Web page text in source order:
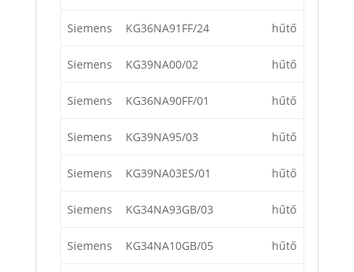
Siemens KG36NA91FF/24 hűtő
Siemens KG39NA00/02 hűtő
Siemens KG36NA90FF/01 hűtő
Siemens KG39NA95/03 hűtő
Siemens KG39NA03ES/01 hűtő
Siemens KG34NA93GB/03 hűtő
Siemens KG34NA10GB/05 hűtő